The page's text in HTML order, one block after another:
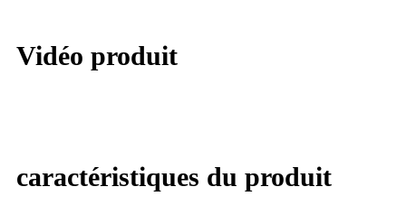
Vidéo produit
caractéristiques du produit